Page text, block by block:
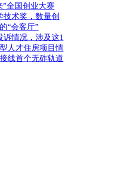
全国创业大赛
技术奖，数量创
“会客厅”
情况，涉及这1
人才住房项目情
线首个无砟轨道